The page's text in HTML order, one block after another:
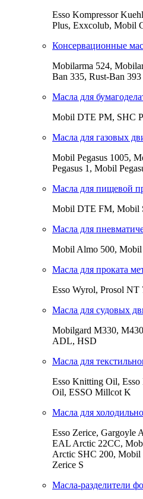
Esso Kompressor
Plus, Exxcolub, Mobil
Консервационные
Mobilarma 524,
Ban 335, Rust-Ban 393
Масла для
Mobil DTE РМ, SHC
Масла для газовых
Mobil Pegasus 1005,
Pegasus 1, Mobil
Масла для пищевой
Mobil DTE FM, Mobil
Масла для
Mobil Almo 500,
Масла для проката
Esso Wyrol, Prosol NT
Масла для судовых
Mobilgard M330,
ADL, HSD
Масла для
Esso Knitting Oil,
Oil, ESSO Millcot K
Масла для
Esso Zerice, Gargoyle
EAL Arctic 22CC,
Arctic SHC 200, Mobil
Zerice S
Масла-разделители